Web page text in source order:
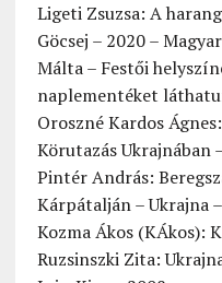
Ligeti Zsuzsa: A
Göcsej – 2020 –
Málta – Festői
naplementéket
Oroszné Kardos
Körutazás Ukrajnában
Pintér András:
Kárpátalján – Ukrajna
Kozma Ákos (KÁkos):
Ruzsinszki Zita: